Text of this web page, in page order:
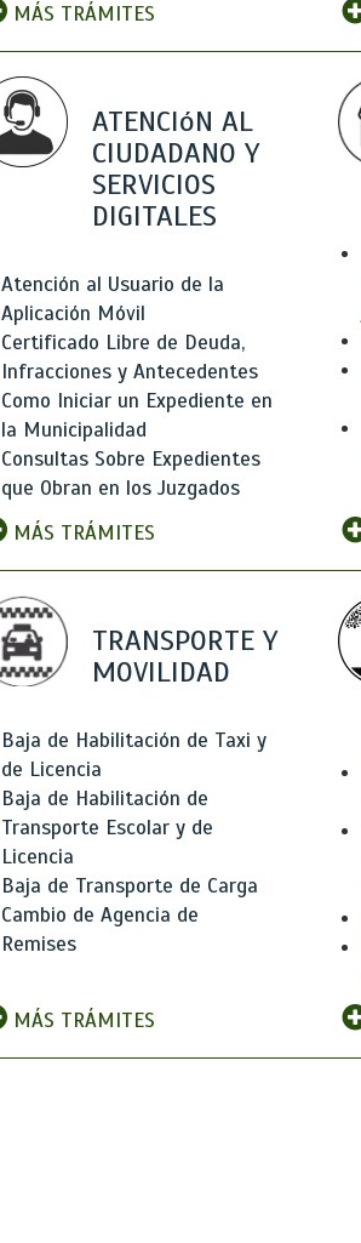
MÁS TRÁMITES
ATENCIóN AL
CIUDADANO Y
SERVICIOS
DIGITALES
Atención al Usuario de la
Aplicación Móvil
Certificado Libre de Deuda,
Infracciones y Antecedentes
Como Iniciar un Expediente en
la Municipalidad
Consultas Sobre Expedientes
que Obran en los Juzgados
MÁS TRÁMITES
TRANSPORTE Y
MOVILIDAD
Baja de Habilitación de Taxi y
de Licencia
Baja de Habilitación de
Transporte Escolar y de
Licencia
Baja de Transporte de Carga
Cambio de Agencia de
Remises
MÁS TRÁMITES